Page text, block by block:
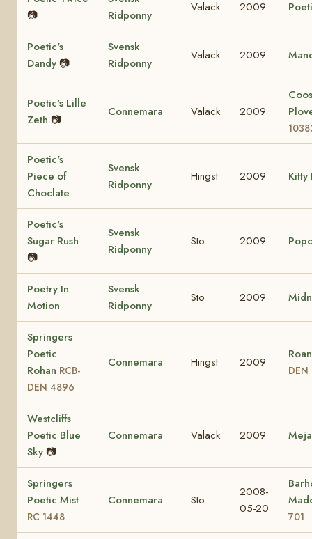
📷
Ridponny
Valack 2009
Poetic's
Dandy 📷
Svensk
Ridponny
Valack 2009
Poetic's Lille
Zeth 📷
Connemara Valack 2009
Poetic's
Piece of
Choclate
Svensk
Ridponny
Hingst 2009 Kitty
Poetic's
Sugar Rush
📷
Svensk
Ridponny
Sto 2009
Poetry In
Motion
Svensk
Ridponny
Sto 2009
Springers
Poetic
Rohan RCB-
DEN 4896
Connemara Hingst 2009
Westcliffs
Poetic Blue
Sky 📷
Connemara Valack 2009
Springers
Poetic Mist
RC 1448
Connemara Sto
2008-
05-20
701